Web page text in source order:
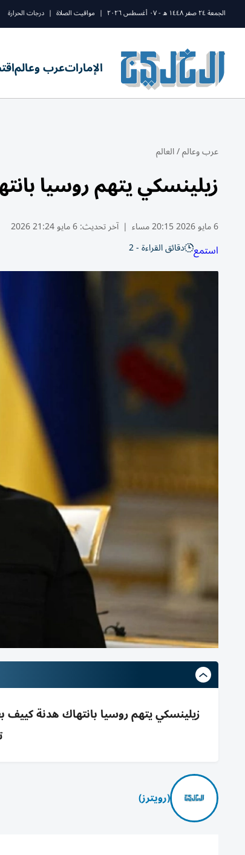
الجمعة ٢٤ صفر ١٤٤٨ ه - ٠٧ أغسطس ٢٠٢٦ | مواقيت الصلاة | درجات الحرارة
الإماراتعرب وعالم
عرب وعالم/العالم
زيلينسكي يتهم روسيا
6 مايو 2026 20:15 مساء | آخر تحديث:6 مايو 21:24 2026
استمع دقائق القراءة - 2
(رويترز)